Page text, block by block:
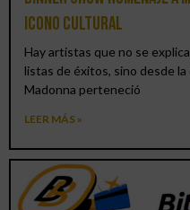
icono cultural
Hay artistas que no se
listas de éxitos, sino desde
Madonna perteneció
LEER MÁS »